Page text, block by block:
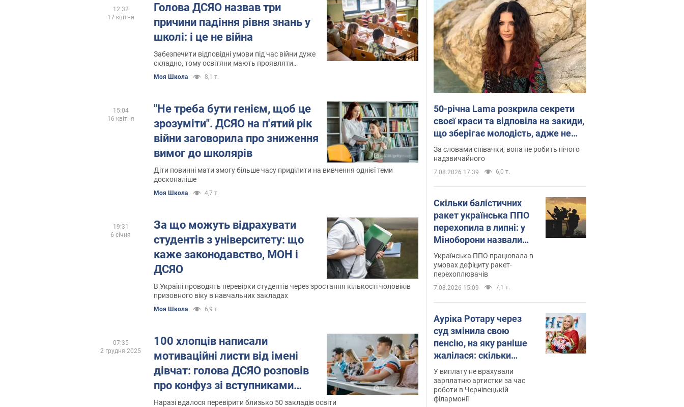
Голова ДСЯО назвав три
причини падіння рівня знань у
школі: і це не війна
Забезпечити відповідні умови під час війни дуже
складно, тому освітяни мають проявляти
Моя Школа 8,1 т.
12:32
17 квітня
"Не треба бути генієм, щоб це
зрозуміти". ДСЯО на п'ятий рік
війни заговорила про зниження
вимог до школярів
Діти повинні мати змогу більше часу приділити на вивчення однієї теми
досконаліше
Моя Школа 4,7 т.
15:04
16 квітня
За що можуть відрахувати
студентів з університету: що
каже законодавство, МОН і
ДСЯО
В Україні проводять перевірки студентів через зростання кількості чоловіків
призовного віку в навчальних закладах
Моя Школа 6,9 т.
19:31
6 січня
100 хлопців написали
мотиваційні листи від імені
дівчат: голова ДСЯО розповів
про конфуз зі вступниками
віком 25+
Наразі вдалося перевірити близько 50 закладів освіти
07:35
2 грудня 2025
50-річна Lama розкрила секрети
своєї краси та відповіла на закиди,
що зберігає молодість, адже не
має дітей
За словами співачки, вона не робить нічого
надзвичайного
7.08.2026 17:39 6,0 т.
Скільки балістичних
ракет українська ППО
перехопила в липні: у
Міноборони назвали
цифру
Українська ППО працювала в
умовах дефіциту ракет-
перехоплювачів
7.08.2026 15:09 7,1 т.
Ауріка Ротару через
суд змінила свою
пенсію, на яку раніше
жалілася: скільки
отримувала співачка
У виплату не врахували
зарплатню артистки за час
роботи в Чернівецькій
філармонії